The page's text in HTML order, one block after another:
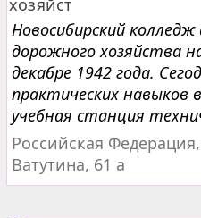
Новосибирский
дорожного хозяйства
декабре 1942 года.
практических навыков
учебная станция
Российская
Ватутина, 61 а